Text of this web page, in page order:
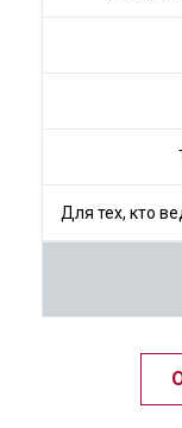
Для тех, кто